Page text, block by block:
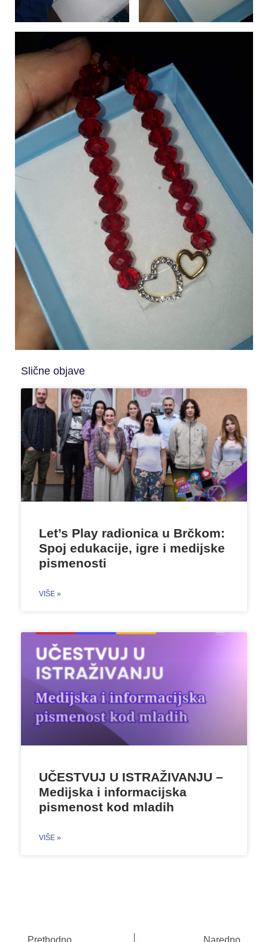
Slične objave
Let’s Play radionica u Brčkom:
Spoj edukacije, igre i medijske
pismenosti
VIŠE »
UČESTVUJ U ISTRAŽIVANJU –
Medijska i informacijska
pismenost kod mladih
VIŠE »
Prethodno Naredno